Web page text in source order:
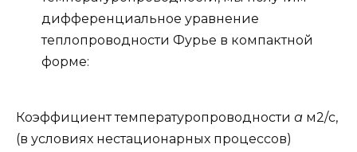
дифференциальное уравнение
теплопроводности Фурье в компактной
форме:
Коэффициент температуропроводности а м2/с,
(в условиях нестационарных процессов)